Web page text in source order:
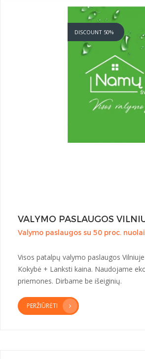
DISCOUNT 50%
VALYMO PASLAUGOS
Valymo paslaugos su 50 proc.
Visos patalpų valymo paslaugos
Kokybė + Lanksti kaina. Naudojame
priemones. Dirbame be išeiginių.
PERŽIŪRĖTI